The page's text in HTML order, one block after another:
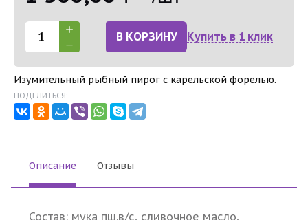
В КОРЗИНУ Купить в 1 клик
Изумительный рыбный пирог с карельской форелью.
ПОДЕЛИТЬСЯ:
Описание Отзывы
Состав: мука пш.в/с, сливочное масло,